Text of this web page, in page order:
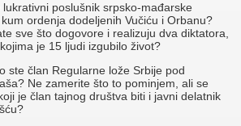
poslušnik srpsko-mađarske
ordenja dodeljenih Vučiću i Orbanu?
sve što dogovore i realizuju dva diktatora,
je 15 ljudi izgubilo život?
ste član Regularne lože Srbije pod
Ne zamerite što to pominjem, ali se
je član tajnog društva biti i javni delatnik